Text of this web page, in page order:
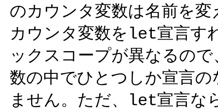
のカウンタ変数は名前を
カウンタ変数を let宣言す
ックスコープが異なるの
数の中でひとつしか宣言の
ません。ただ、
let宣言な